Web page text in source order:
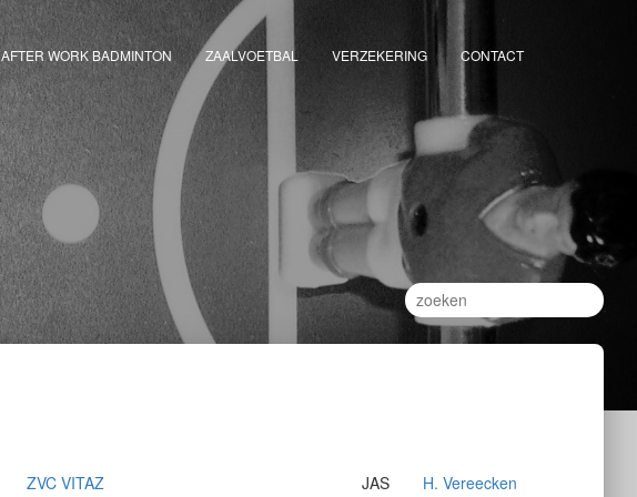
AFTER WORK BADMINTON ZAALVOETBAL VERZEKERING CONTACT
ZVC VITAZ JAS
H. Vereecken